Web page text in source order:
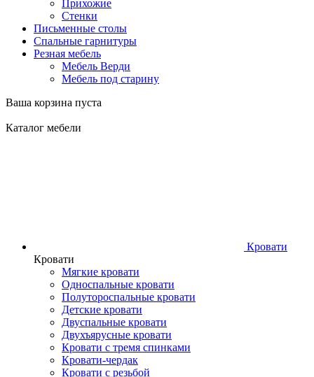
Прихожие
Стенки
Письменные столы
Спальные гарнитуры
Резная мебель
Мебель Верди
Мебель под старину
Ваша корзина пуста
Каталог мебели
Кровати
Кровати
Мягкие кровати
Односпальные кровати
Полутороспальные кровати
Детские кровати
Двуспальные кровати
Двухъярусные кровати
Кровати с тремя спинками
Кровати-чердак
Кровати с резьбой